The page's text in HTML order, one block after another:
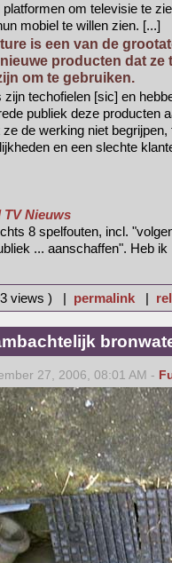
om televisie te
mobiel te willen zien. [...]
is een van de
producten dat ze
om te gebruiken.
zijn techofielen [sic] en
publiek deze producten
de werking niet
en een slechte
Nieuws
8 spelfouten, incl.
... aanschaffen". Heb
views ) | permalink |
27, 2006, 08:01 AM -